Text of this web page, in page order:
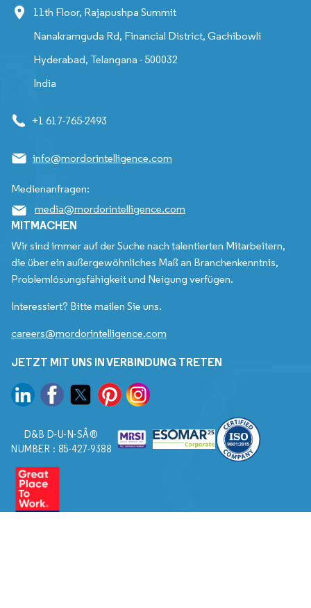
11th Floor, Rajapushpa Summit
Nanakramguda Rd, Financial District, Gachibowli
Hyderabad, Telangana - 500032
India
+1 617-765-2493
info@mordorintelligence.com
Medienanfragen:
media@mordorintelligence.com
MITMACHEN
Wir sind immer auf der Suche nach talentierten Mitarbeitern,
die über ein außergewöhnliches Maß an Branchenkenntnis,
Problemlösungsfähigkeit und Neigung verfügen.
Interessiert? Bitte mailen Sie uns.
careers@mordorintelligence.com
JETZT MIT UNS IN VERBINDUNG TRETEN
D&B D-U-N-SÂ®
NUMBER : 85-427-9388